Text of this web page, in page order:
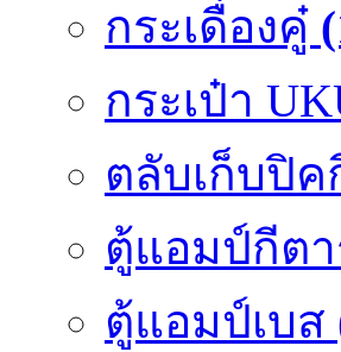
กระเดื่องคู๋
กระเป๋า
ตลับเก็บปิค
ตู้แอมป์กีต
ตู้แอมป์เบส